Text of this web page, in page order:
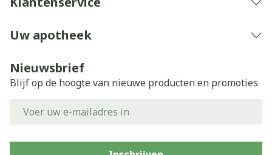
Uw apotheek
Nieuwsbrief
Blijf op de hoogte van nieuwe producten en promoties